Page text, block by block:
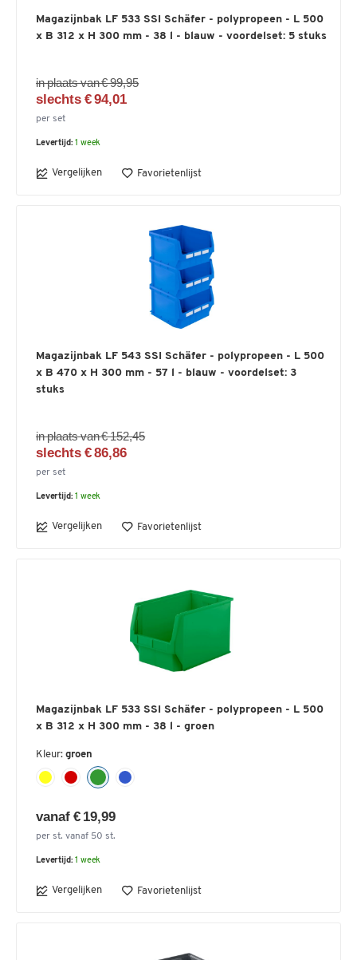
Magazijnbak LF 533 SSI Schäfer - polypropeen - L 500
x B 312 x H 300 mm - 38 l - blauw - voordelset: 5 stuks
in plaats van € 99,95
slechts € 94,01
per set
Levertijd: 1 week
Vergelijken Favorietenlijst
Magazijnbak LF 543 SSI Schäfer - polypropeen - L 500
x B 470 x H 300 mm - 57 l - blauw - voordelset: 3
stuks
in plaats van € 152,45
slechts € 86,86
per set
Levertijd: 1 week
Vergelijken Favorietenlijst
Magazijnbak LF 533 SSI Schäfer - polypropeen - L 500
x B 312 x H 300 mm - 38 l - groen
Kleur: groen
vanaf € 19,99
per st. vanaf 50 st.
Levertijd: 1 week
Vergelijken Favorietenlijst